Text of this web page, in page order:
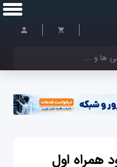
همراه اول